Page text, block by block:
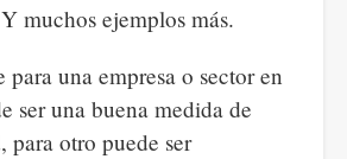
muchos ejemplos más.
para una empresa o sector en
ser una buena medida de
otro puede ser